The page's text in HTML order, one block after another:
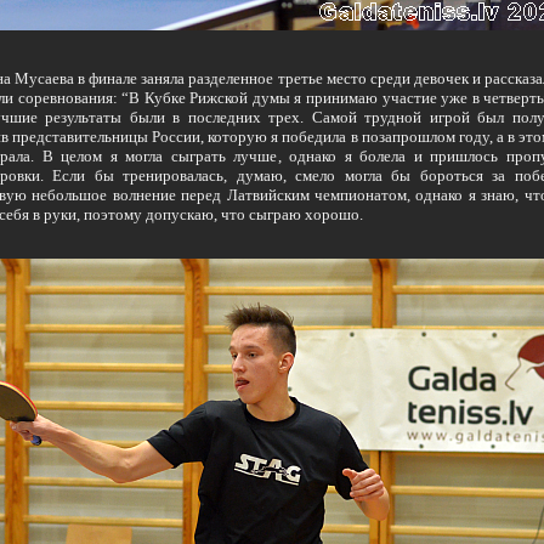
Мусаева в финале заняла разделенное третье место среди девочек и
соревнования: “В Кубке Рижской думы я принимаю участие уже в
результаты были в последних трех. Самой трудной игрой был
представительницы России, которую я победила в позапрошлом году, а в
В целом я могла сыграть лучше, однако я болела и пришлось
Если бы тренировалась, думаю, смело могла бы бороться за
небольшое волнение перед Латвийским чемпионатом, однако я знаю,
себя в руки, поэтому допускаю, что сыграю хорошо.